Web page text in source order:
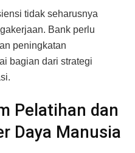
tidak seharusnya
Bank perlu
peningkatan
bagian dari strategi
Pelatihan dan
Daya Manusia